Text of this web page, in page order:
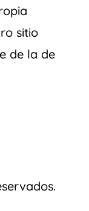
sitio
de la de